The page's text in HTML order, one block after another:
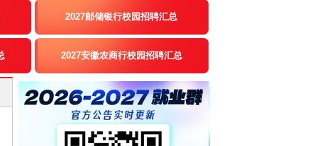
2027邮储银行校园招聘汇总
2027安徽农商行校园招聘汇总